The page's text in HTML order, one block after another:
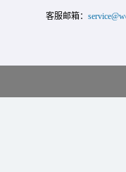
客服邮箱：